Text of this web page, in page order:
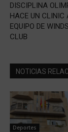
DISCIPLINA
HACE UN CLINIC
EQUIPO DE
CLUB
NOTICIAS
Deportes